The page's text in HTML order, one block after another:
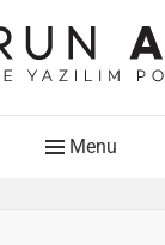
Yazılım
Menu